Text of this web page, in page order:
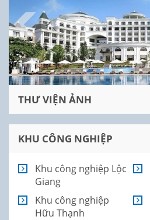
THƯ VIỆN ẢNH
KHU CÔNG NGHIỆP
Khu công nghiệp Lộc
Giang
Khu công nghiệp
Hữu Thạnh